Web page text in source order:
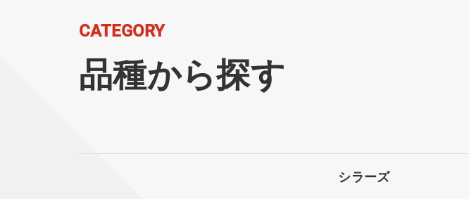
CATEGORY
品種から探す
シラーズ